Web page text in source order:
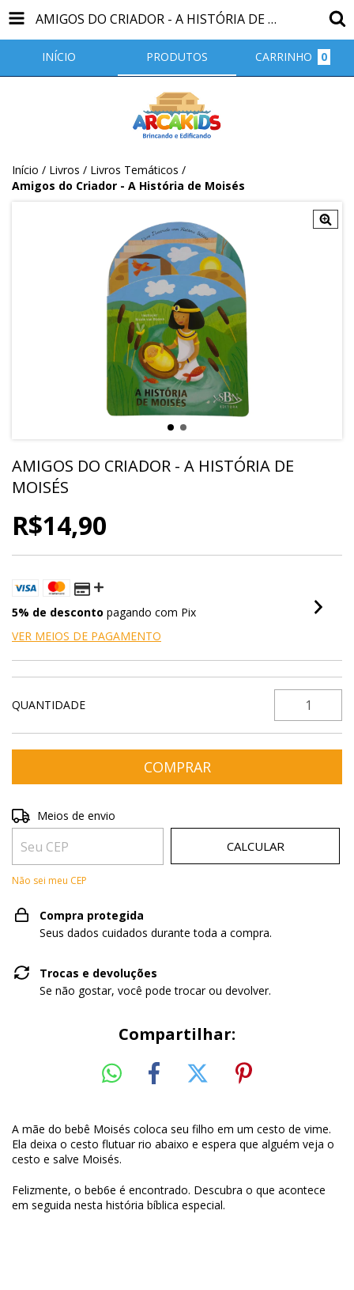
AMIGOS DO CRIADOR - A HISTÓRIA DE MOISÉS
INÍCIO PRODUTOS CARRINHO 0
Início / Livros / Livros Temáticos /
Amigos do Criador - A História de Moisés
AMIGOS DO CRIADOR - A HISTÓRIA DE
MOISÉS
R$14,90
5% de desconto pagando com Pix
VER MEIOS DE PAGAMENTO
QUANTIDADE
Entregas para o CEP:
Meios de envio
CALCULAR
Não sei meu CEP
Compra protegida
Seus dados cuidados durante toda a compra.
Trocas e devoluções
Se não gostar, você pode trocar ou devolver.
Compartilhar:
A mãe do bebê Moisés coloca seu filho em um cesto de vime.
Ela deixa o cesto flutuar rio abaixo e espera que alguém veja o
cesto e salve Moisés.
Felizmente, o beb6e é encontrado. Descubra o que acontece
em seguida nesta história bíblica especial.